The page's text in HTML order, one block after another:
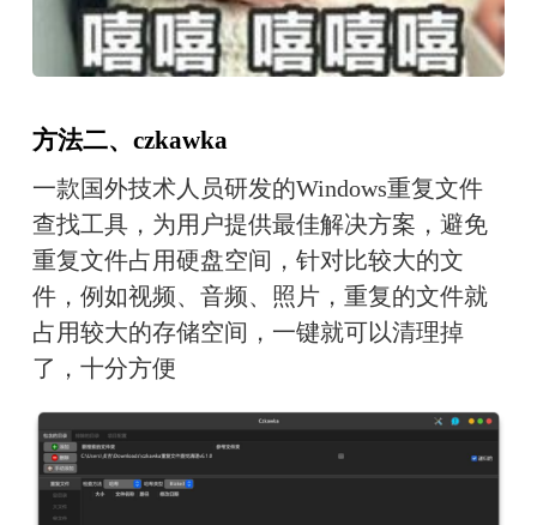
方法二、czkawka
一款国外技术人员研发的Windows重复文件
查找工具，为用户提供最佳解决方案，避免
重复文件占用硬盘空间，针对比较大的文
件，例如视频、音频、照片，重复的文件就
占用较大的存储空间，一键就可以清理掉
了，十分方便